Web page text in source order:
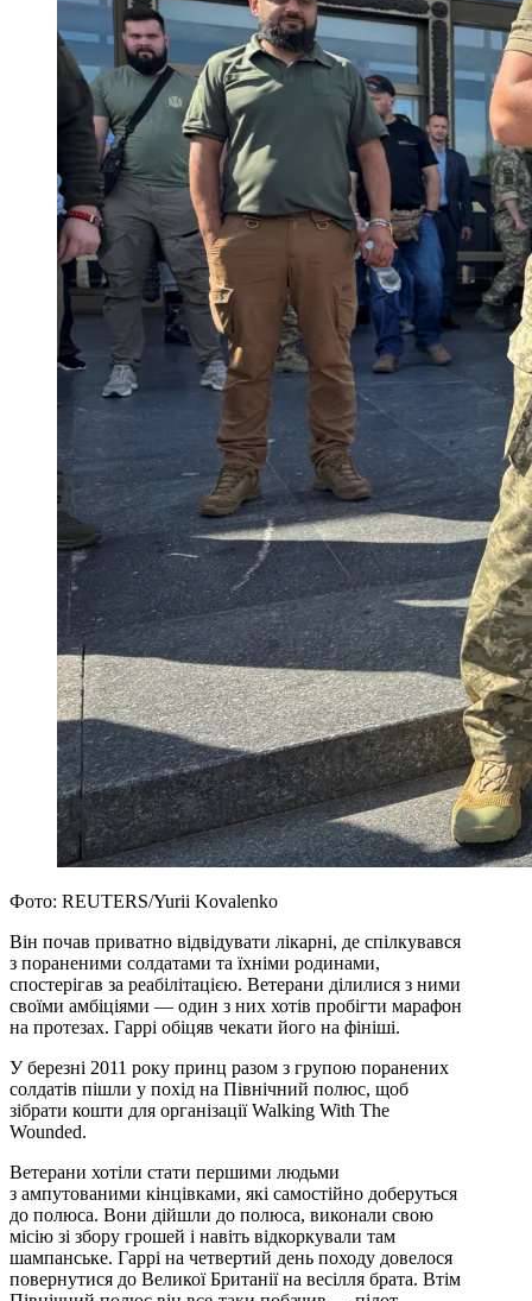
Фото: REUTERS/Yurii Kovalenko
Він почав приватно відвідувати лікарні, де спілкувався
з пораненими солдатами та їхніми родинами,
спостерігав за реабілітацією. Ветерани ділилися з ними
своїми амбіціями — один з них хотів пробігти марафон
на протезах. Гаррі обіцяв чекати його на фініші.
У березні 2011 року принц разом з групою поранених
солдатів пішли у похід на Північний полюс, щоб
зібрати кошти для організації Walking With The
Wounded.
Ветерани хотіли стати першими людьми
з ампутованими кінцівками, які самостійно доберуться
до полюса. Вони дійшли до полюса, виконали свою
місію зі збору грошей і навіть відкоркували там
шампанське. Гаррі на четвертий день походу довелося
повернутися до Великої Британії на весілля брата. Втім